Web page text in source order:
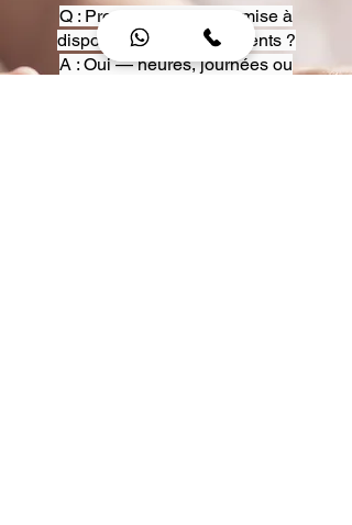
Q : Proposez-vous une mise à
disposition pour événements ?
A : Oui — heures, journées ou